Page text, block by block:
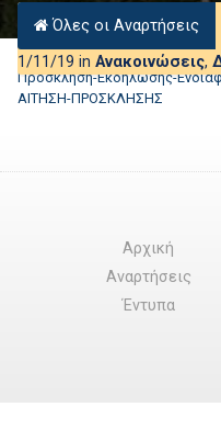
Όλες οι Αναρτήσεις
1/11/19 in Ανακοινώσεις,
Πρόσκληση-Εκδήλωσης-
ΑΙΤΗΣΗ-ΠΡΟΣΚΛΗΣΗΣ
Αρχική
Αναρτήσεις
Έντυπα